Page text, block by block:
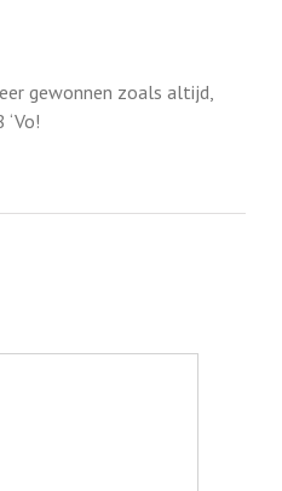
gewonnen zoals altijd,